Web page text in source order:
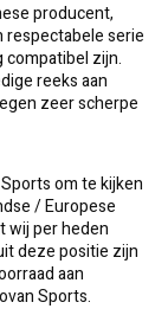
producent,
respectabele serie
compatibel zijn.
reeks aan
zeer scherpe
om te kijken
/ Europese
wij per heden
deze positie zijn
aan
Sports.